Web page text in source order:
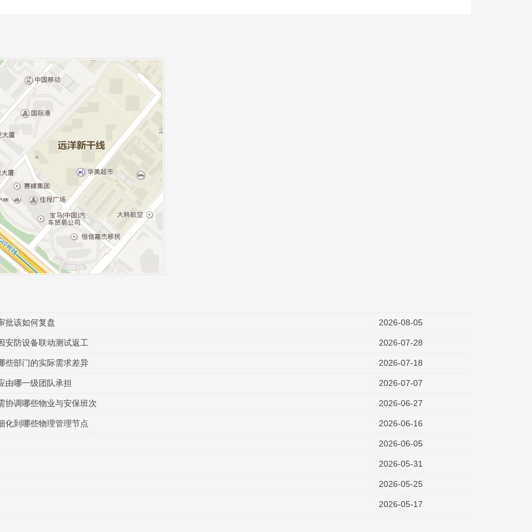
批该如何复盘 2026-08-05
安防设备联动测试返工 2026-07-28
些部门的实际需求差异 2026-07-18
由哪一级团队承担 2026-07-07
协调哪些物业与安保班次 2026-06-27
化到哪些物理管理节点 2026-06-16
2026-06-05
2026-05-31
2026-05-25
2026-05-17